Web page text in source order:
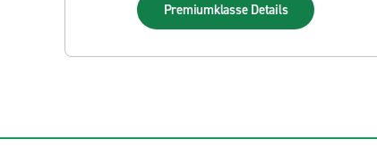
Premiumklasse Details